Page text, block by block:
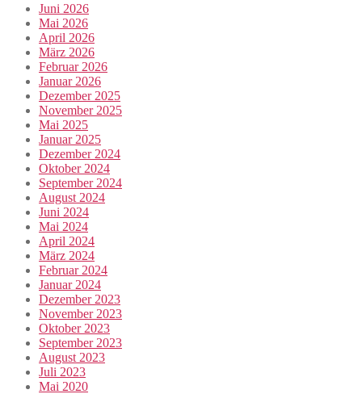
Juni 2026
Mai 2026
April 2026
März 2026
Februar 2026
Januar 2026
Dezember 2025
November 2025
Mai 2025
Januar 2025
Dezember 2024
Oktober 2024
September 2024
August 2024
Juni 2024
Mai 2024
April 2024
März 2024
Februar 2024
Januar 2024
Dezember 2023
November 2023
Oktober 2023
September 2023
August 2023
Juli 2023
Mai 2020